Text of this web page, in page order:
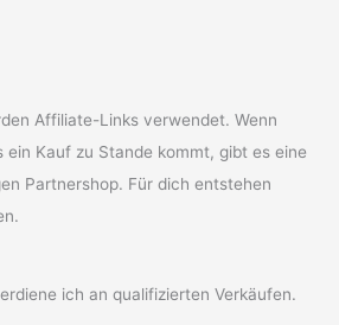
Affiliate-Links verwendet. Wenn
ein Kauf zu Stande kommt, gibt es eine
Partnershop. Für dich entstehen
ich an qualifizierten Verkäufen.